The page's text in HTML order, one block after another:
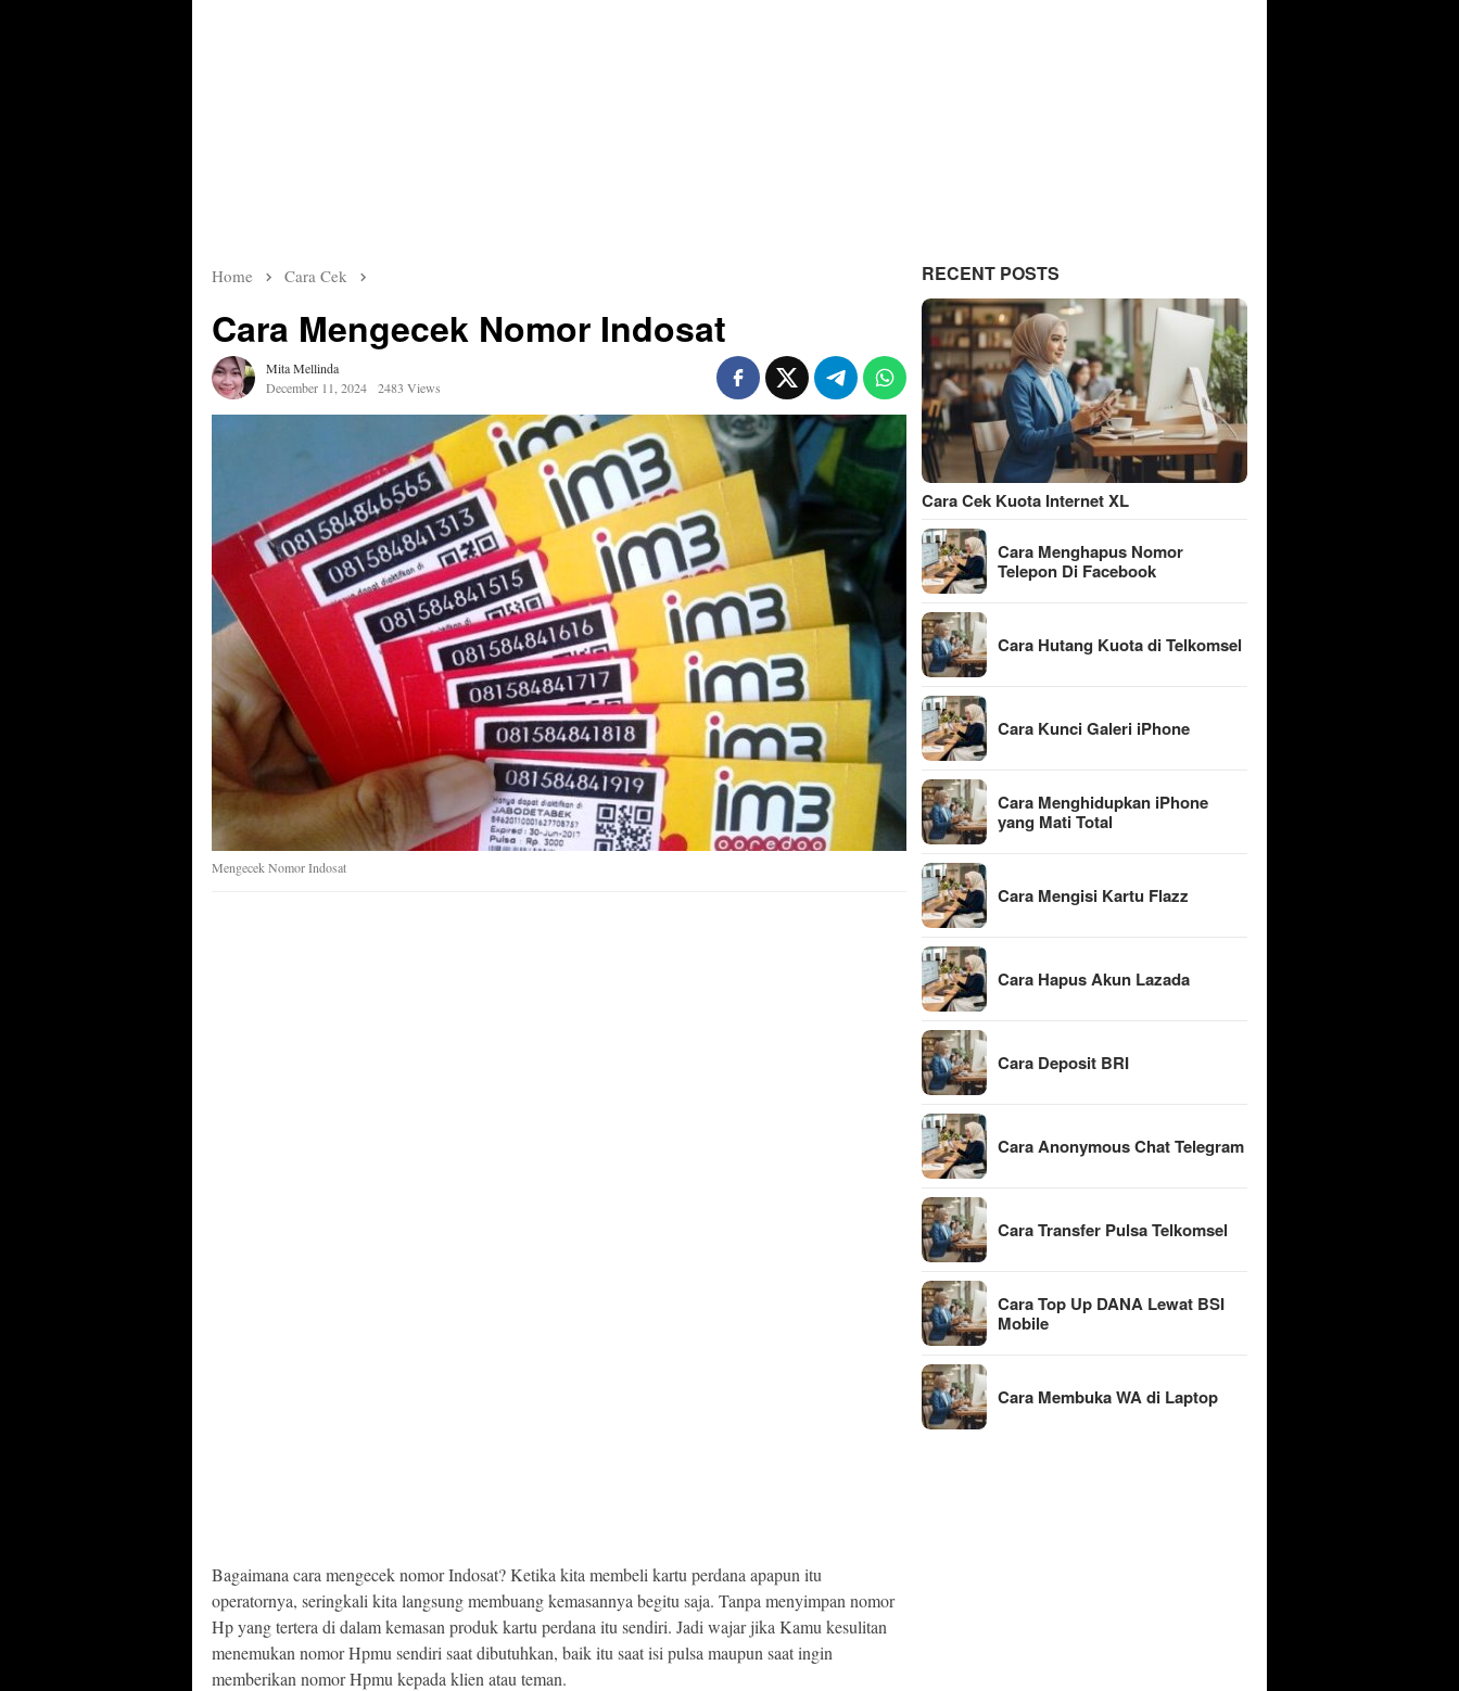
Home Cara Cek
Cara Mengecek Nomor Indosat
Mita Mellinda
December 11, 2024
2483 Views
Mengecek Nomor Indosat
Bagaimana cara mengecek nomor Indosat? Ketika kita membeli kartu perdana apapun itu
operatornya, seringkali kita langsung membuang kemasannya begitu saja. Tanpa menyimpan nomor
Hp yang tertera di dalam kemasan produk kartu perdana itu sendiri. Jadi wajar jika Kamu kesulitan
menemukan nomor Hpmu sendiri saat dibutuhkan, baik itu saat isi pulsa maupun saat ingin
memberikan nomor Hpmu kepada klien atau teman.
RECENT POSTS
Cara Cek Kuota Internet XL
Cara Menghapus Nomor
Telepon Di Facebook
Cara Hutang Kuota di Telkomsel
Cara Kunci Galeri iPhone
Cara Menghidupkan iPhone
yang Mati Total
Cara Mengisi Kartu Flazz
Cara Hapus Akun Lazada
Cara Deposit BRI
Cara Anonymous Chat Telegram
Cara Transfer Pulsa Telkomsel
Cara Top Up DANA Lewat BSI
Mobile
Cara Membuka WA di Laptop